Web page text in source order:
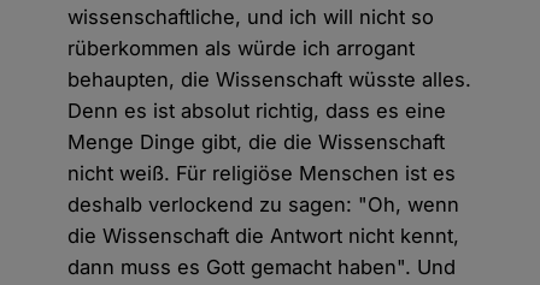
wissenschaftliche, und ich will nicht so
rüberkommen als würde ich arrogant
behaupten, die Wissenschaft wüsste alles.
Denn es ist absolut richtig, dass es eine
Menge Dinge gibt, die die Wissenschaft
nicht weiß. Für religiöse Menschen ist es
deshalb verlockend zu sagen: "Oh, wenn
die Wissenschaft die Antwort nicht kennt,
dann muss es Gott gemacht haben". Und